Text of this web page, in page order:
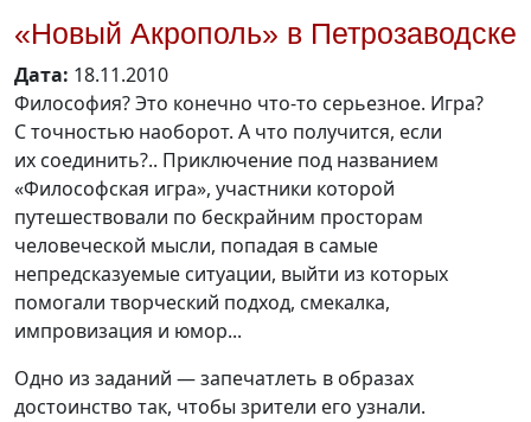
«Новый Акрополь» в Петрозаводске
Дата: 18.11.2010
Философия? Это конечно что-то серьезное. Игра?
С точностью наоборот. А что получится, если
их соединить?.. Приключение под названием
«Философская игра», участники которой
путешествовали по бескрайним просторам
человеческой мысли, попадая в самые
непредсказуемые ситуации, выйти из которых
помогали творческий подход, смекалка,
импровизация и юмор...
Одно из заданий — запечатлеть в образах
достоинство так, чтобы зрители его узнали.